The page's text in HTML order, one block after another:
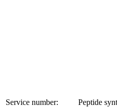
Service number:
Peptide